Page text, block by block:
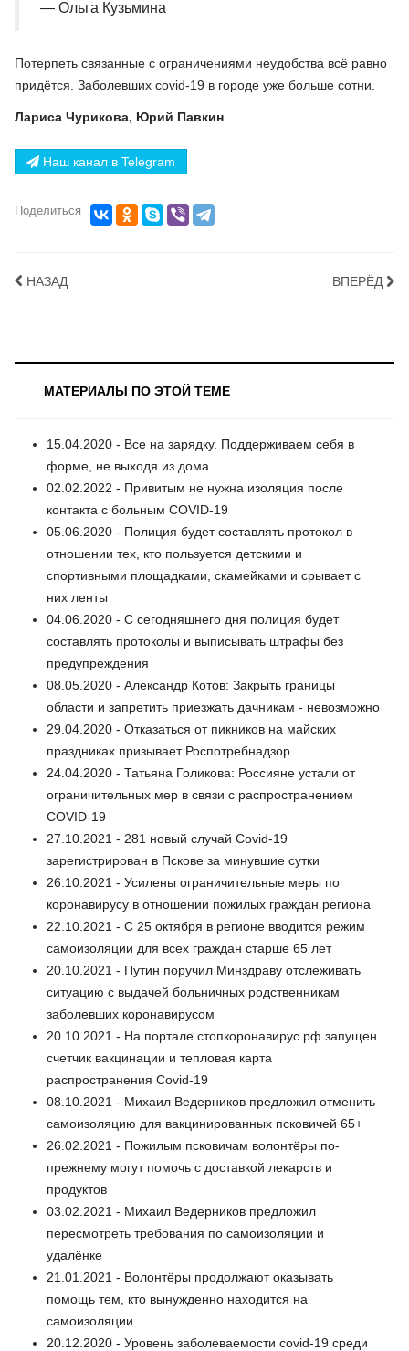
— Ольга Кузьмина
Потерпеть связанные с ограничениями неудобства всё равно
придётся. Заболевших covid-19 в городе уже больше сотни.
Лариса Чурикова, Юрий Павкин
Наш канал в Telegram
Поделиться
НАЗАД ВПЕРЁД
МАТЕРИАЛЫ ПО ЭТОЙ ТЕМЕ
15.04.2020 - Все на зарядку. Поддерживаем себя в
форме, не выходя из дома
02.02.2022 - Привитым не нужна изоляция после
контакта с больным COVID-19
05.06.2020 - Полиция будет составлять протокол в
отношении тех, кто пользуется детскими и
спортивными площадками, скамейками и срывает с
них ленты
04.06.2020 - С сегодняшнего дня полиция будет
составлять протоколы и выписывать штрафы без
предупреждения
08.05.2020 - Александр Котов: Закрыть границы
области и запретить приезжать дачникам - невозможно
29.04.2020 - Отказаться от пикников на майских
праздниках призывает Роспотребнадзор
24.04.2020 - Татьяна Голикова: Россияне устали от
ограничительных мер в связи с распространением
COVID-19
27.10.2021 - 281 новый случай Сovid-19
зарегистрирован в Пскове за минувшие сутки
26.10.2021 - Усилены ограничительные меры по
коронавирусу в отношении пожилых граждан региона
22.10.2021 - С 25 октября в регионе вводится режим
самоизоляции для всех граждан старше 65 лет
20.10.2021 - Путин поручил Минздраву отслеживать
ситуацию с выдачей больничных родственникам
заболевших коронавирусом
20.10.2021 - На портале стопкоронавирус.рф запущен
счетчик вакцинации и тепловая карта
распространения Covid-19
08.10.2021 - Михаил Ведерников предложил отменить
самоизоляцию для вакцинированных псковичей 65+
26.02.2021 - Пожилым псковичам волонтёры по-
прежнему могут помочь с доставкой лекарств и
продуктов
03.02.2021 - Михаил Ведерников предложил
пересмотреть требования по самоизоляции и
удалёнке
21.01.2021 - Волонтёры продолжают оказывать
помощь тем, кто вынужденно находится на
самоизоляции
20.12.2020 - Уровень заболеваемости covid-19 среди